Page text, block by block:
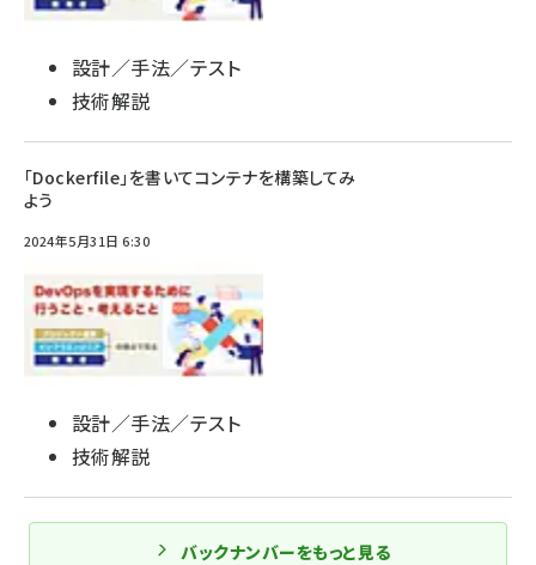
設計／手法／テスト
技術解説
「Dockerfile」を書いてコンテナを構築してみ
よう
2024年5月31日 6:30
設計／手法／テスト
技術解説
バックナンバーをもっと見る